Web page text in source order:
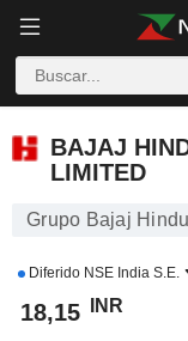
BAJAJ
LIMITED
Grupo Bajaj
Diferido NSE India S.E.
18,15 INR